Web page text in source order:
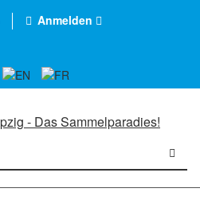
Anmelden